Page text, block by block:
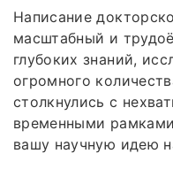
Написание
масштабный и
глубоких знаний,
огромного
столкнулись с
временными
вашу научную идею